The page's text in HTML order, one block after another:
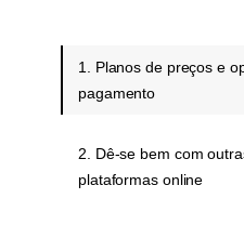
1. Planos de preços e
pagamento
2. Dê-se bem com
plataformas online